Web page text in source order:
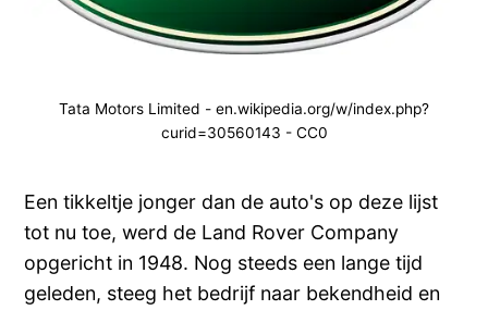
Tata Motors Limited - en.wikipedia.org/w/index.php?
curid=30560143 - CC0
Een tikkeltje jonger dan de auto's op deze lijst
tot nu toe, werd de Land Rover Company
opgericht in 1948. Nog steeds een lange tijd
geleden, steeg het bedrijf naar bekendheid en